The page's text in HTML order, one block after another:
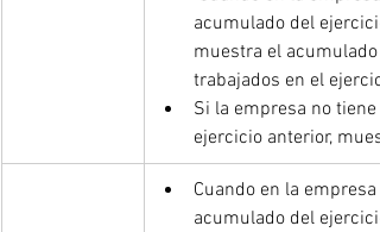
acumulado del
muestra el acumulado
trabajados en el
Si la empresa no
ejercicio anterior,
Cuando en la empresa
acumulado del